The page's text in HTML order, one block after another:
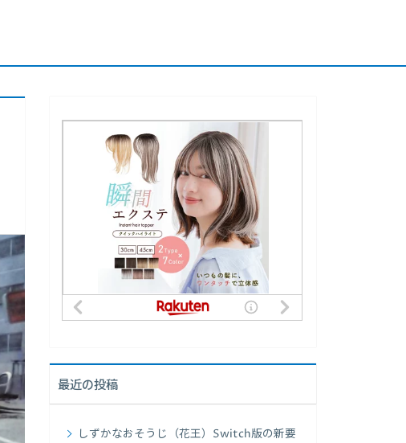
最近の投稿
しずかなおそうじ（花王）Switch版の新要